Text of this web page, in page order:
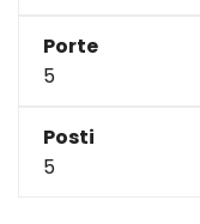
Porte
5
Posti
5